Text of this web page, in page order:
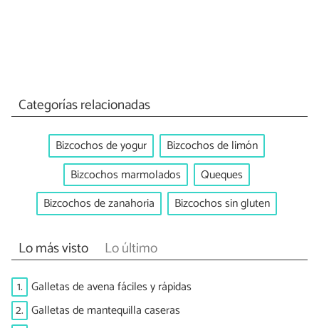
Categorías relacionadas
Bizcochos de yogur
Bizcochos de limón
Bizcochos marmolados
Queques
Bizcochos de zanahoria
Bizcochos sin gluten
Lo más visto Lo último
1. Galletas de avena fáciles y rápidas
2. Galletas de mantequilla caseras